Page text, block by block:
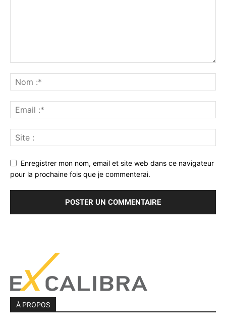
Enregistrer mon nom, email et site web dans ce navigateur
pour la prochaine fois que je commenterai.
À PROPOS